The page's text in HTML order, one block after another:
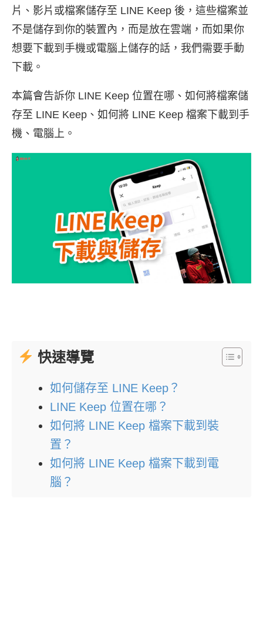
片、影片或檔案儲存至 LINE Keep 後，這些檔案並
不是儲存到你的裝置內，而是放在雲端，而如果你
想要下載到手機或電腦上儲存的話，我們需要手動
下載。
本篇會告訴你 LINE Keep 位置在哪、如何將檔案儲
存至 LINE Keep、如何將 LINE Keep 檔案下載到手
機、電腦上。
快速導覽
如何儲存至 LINE Keep？
LINE Keep 位置在哪？
如何將 LINE Keep 檔案下載到裝
置？
如何將 LINE Keep 檔案下載到電
腦？